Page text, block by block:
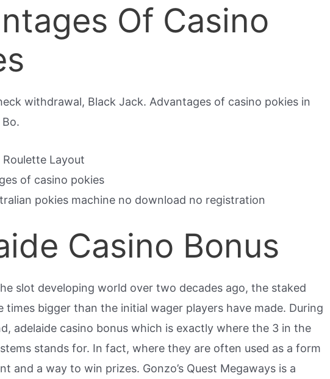
Of Casino
withdrawal, Black Jack. Advantages of casino pokies in
Roulette Layout
of casino pokies
pokies machine no download no registration
Casino Bonus
slot developing world over two decades ago, the staked
times bigger than the initial wager players have made. During
adelaide casino bonus which is exactly where the 3 in the
stands for. In fact, where they are often used as a form
and a way to win prizes. Gonzo’s Quest Megaways is a